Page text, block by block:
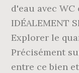
d'eau avec
IDÉALEMENT
Explorer le
Précisément
entre ce bien et